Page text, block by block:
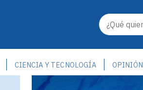
CIENCIA Y TECNOLOGÍA OPINIÓN